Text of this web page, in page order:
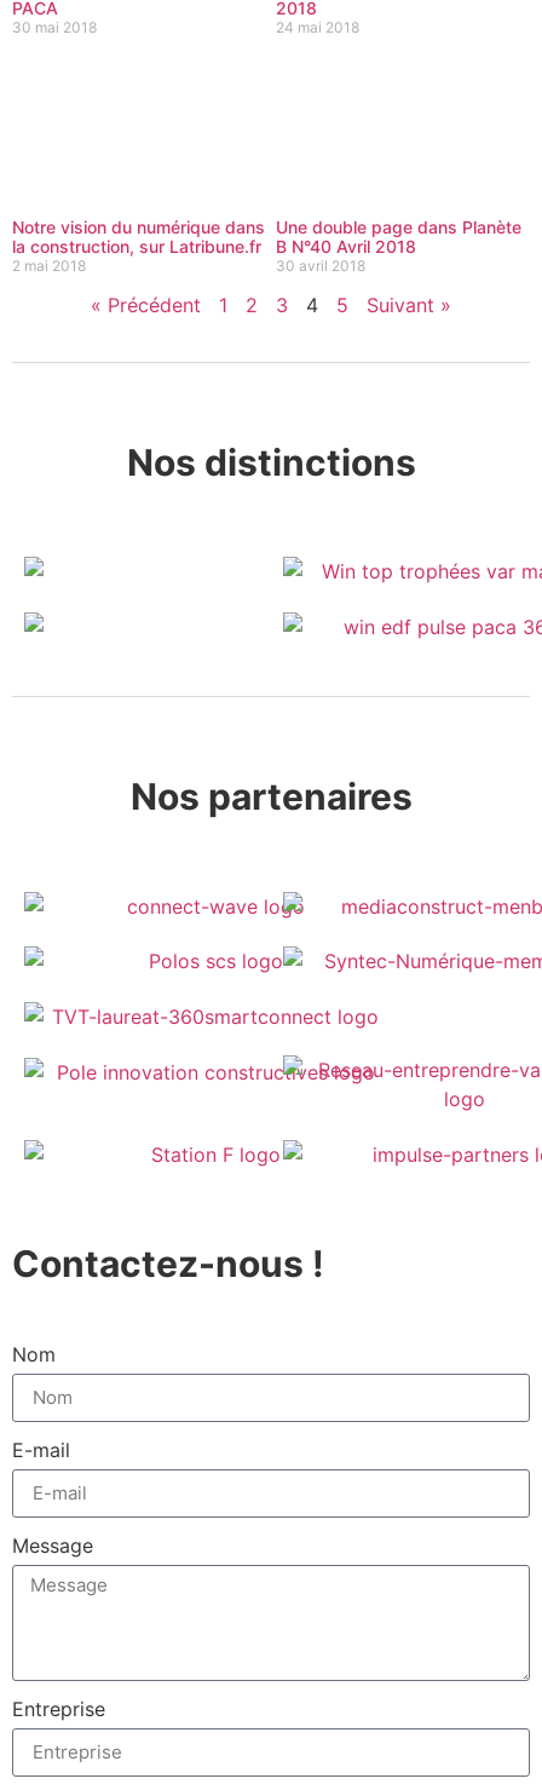
PACA
30 mai 2018
2018
24 mai 2018
Notre vision du numérique dans
la construction, sur Latribune.fr
2 mai 2018
Une double page dans Planète
B N°40 Avril 2018
30 avril 2018
« Précédent 1 2 3 4 5 Suivant »
Nos distinctions
Nos partenaires
Contactez-nous !
Nom
E-mail
Message
Entreprise